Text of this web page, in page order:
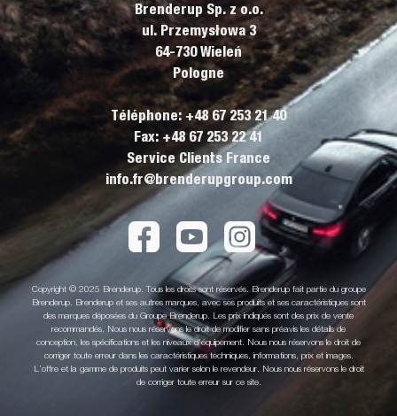
Brenderup Sp. z o.o.
ul. Przemysłowa 3
64-730 Wieleń
Pologne
Téléphone: +48 67 253 21 40
Fax: +48 67 253 22 41
Service Clients France
info.fr@brenderupgroup.com
Copyright © 2025 Brenderup. Tous les droits sont réservés. Brenderup fait partie du groupe
Brenderup. Brenderup et ses autres marques, avec ses produits et ses caractéristiques sont
des marques déposées du Groupe Brenderup. Les prix indiqués sont des prix de vente
recommandés. Nous nous réservons le droit de modifier sans préavis les détails de
conception, les spécifications et les niveaux d'équipement. Nous nous réservons le droit de
corriger toute erreur dans les caractéristiques techniques, informations, prix et images.
L’offre et la gamme de produits peut varier selon le revendeur. Nous nous réservons le droit
de corriger toute erreur sur ce site.